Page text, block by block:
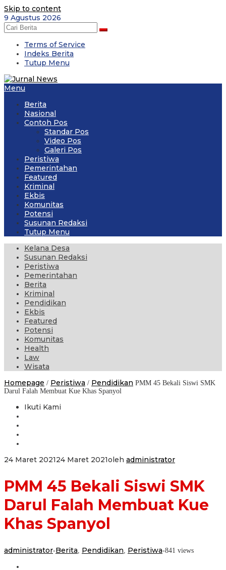
Skip to content
9 Agustus 2026
Terms of Service
Indeks Berita
Tutup Menu
Menu
Berita
Nasional
Contoh Pos
Standar Pos
Video Pos
Galeri Pos
Peristiwa
Pemerintahan
Featured
Kriminal
Ekbis
Komunitas
Potensi
Susunan Redaksi
Tutup Menu
Kelana Desa
Susunan Redaksi
Peristiwa
Pemerintahan
Berita
Kriminal
Pendidikan
Ekbis
Featured
Potensi
Komunitas
Health
Law
Wisata
Homepage / Peristiwa / Pendidikan PMM 45 Bekali Siswi SMK
Darul Falah Membuat Kue Khas Spanyol
Ikuti Kami
24 Maret 202124 Maret 2021oleh administrator
PMM 45 Bekali Siswi SMK
Darul Falah Membuat Kue
Khas Spanyol
administrator-Berita Pendidikan Peristiwa-841 views